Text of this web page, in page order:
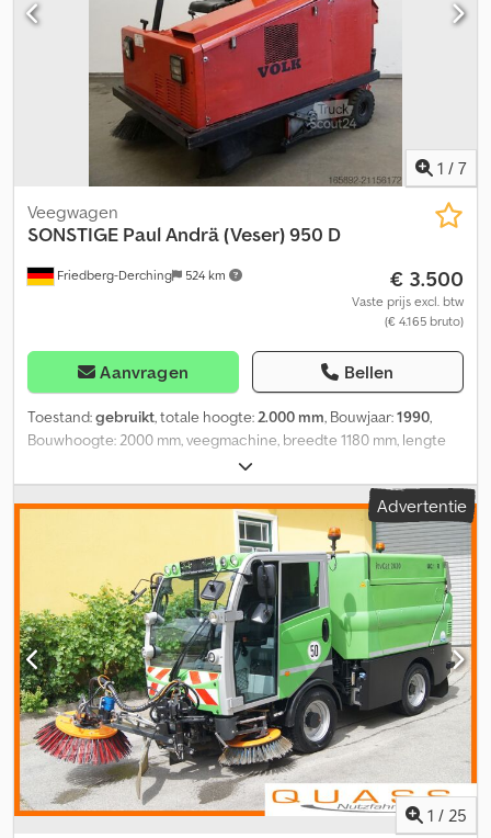
1 / 7
Friedberg-Derching 524 km
Veegwagen
SONSTIGE Paul Andrä (Veser) 950 D
€ 3.500
Vaste prijs excl. btw
(€ 4.165 bruto)
Aanvragen Bellen
Toestand:gebruikt, totale hoogte:2.000 mm, Bouwjaar:1990,
Bouwhoogte: 2000 mm, veegmachine, breedte 1180 mm, lengte
1750 mm, SE-banden, veegrol nylon-staal, zijborstel rechts nylon, 2
ASW, voertuigverlichting, hydraulische hoogkip, lengte 1680 mm,
bestuurderbeschermdak, kunstlederen stoel. CrsdpfxAdvertentie
1 / 25